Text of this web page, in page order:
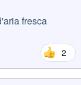
fresca
2